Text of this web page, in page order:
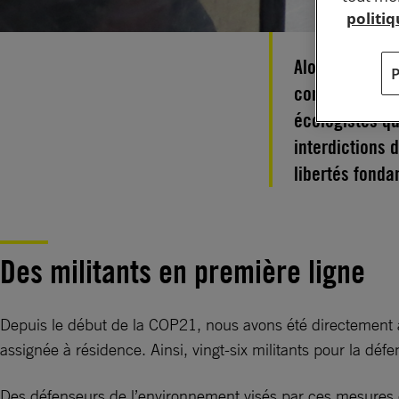
Alors que
écologistes
interdictions
libertés
Des militants en première ligne
Depuis le début de la COP21, nous avons été
assignée à résidence. Ainsi, vingt-six militants pour la